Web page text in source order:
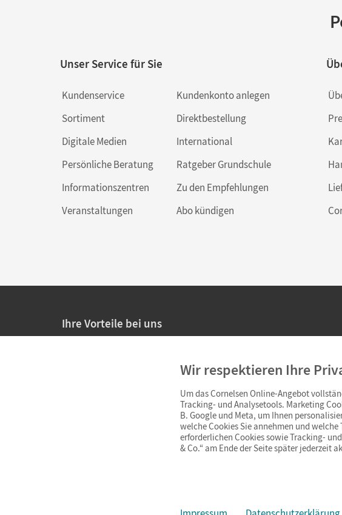
Unser Service für Sie
Kundenservice
Sortiment
Digitale Medien
Persönliche Beratung
Informationszentren
Veranstaltungen
Kundenkonto anlegen
Direktbestellung
International
Ratgeber Grundschule
Zu den Empfehlungen
Abo kündigen
Ihre Vorteile bei uns
Persönliche Angebote für Lehrkräfte
Sicheres Einkaufen mit SSL-Verschlüsselung
Widerrufsfristvon 4 Wochen
Schnelle und einfache Retourenabwicklung
Wir respektieren Ihre
Um das Cornelsen Online-Angebot
Tracking- und Analysetools. Marketing
B. Google und Meta, um Ihnen
welche Cookies Sie annehmen und
erforderlichen Cookies sowie Tracking-
& Co.“ am Ende der Seite später jederzeit